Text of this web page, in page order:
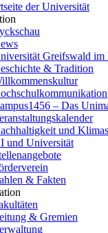
der Universität
Greifswald im
& Tradition
– Das
und
und Universität
& Fakten
& Gremien